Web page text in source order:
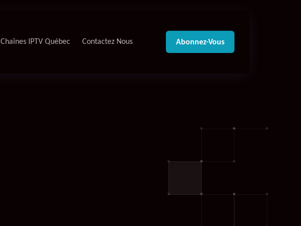
Chaînes IPTV Québec Contactez Nous Abonnez-Vous